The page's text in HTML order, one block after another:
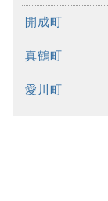
開成町
真鶴町
愛川町